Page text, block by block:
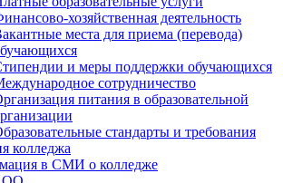
хозяйственная деятельность
места для приема (перевода)
и меры поддержки обучающихся
сотрудничество
питания в образовательной
стандарты и требования
колледжа
в СМИ о колледже